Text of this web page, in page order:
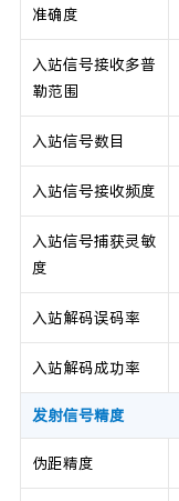
准确度
入站信号接收多普
勒范围
入站信号数目
入站信号接收频度
入站信号捕获灵敏
度
入站解码误码率
入站解码成功率
发射信号精度
伪距精度